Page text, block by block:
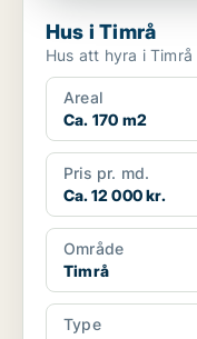
Hus i Timrå
Areal
Ca. 170 m2
Pris pr. md.
Ca. 12 000 kr.
Område
Timrå
Type